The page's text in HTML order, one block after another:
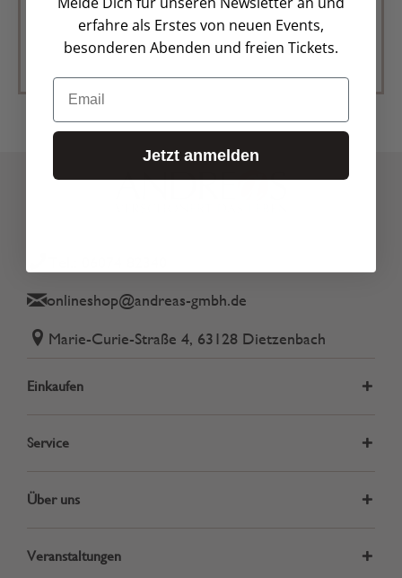
Zur Newsletter Anmeldung
onlineshop@andreas-gmbh.de
Marie-Curie-Straße 4, 63128 Dietzenbach
Einkaufen
Service
Über uns
Veranstaltungen
erfahre als Erstes von neuen Events,
besonderen Abenden und freien Tickets.
Email
Jetzt anmelden